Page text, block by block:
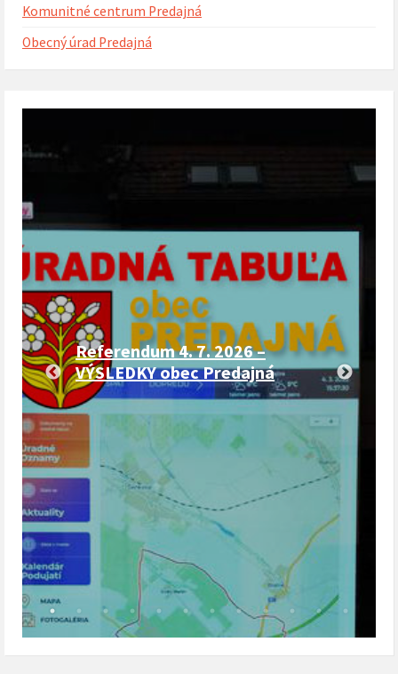
Komunitné centrum Predajná
Obecný úrad Predajná
Referendum 4. 7. 2026 –
VÝSLEDKY obec Predajná